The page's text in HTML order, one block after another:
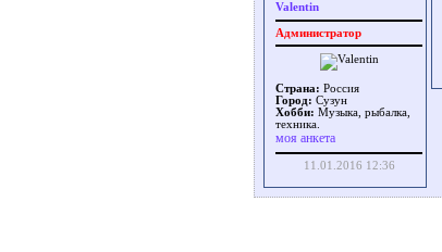
Valentin
Администратор
Страна: Россия
Город: Сузун
Хобби: Музыка, рыбалка,
техника.
моя анкета
11.01.2016 12:36